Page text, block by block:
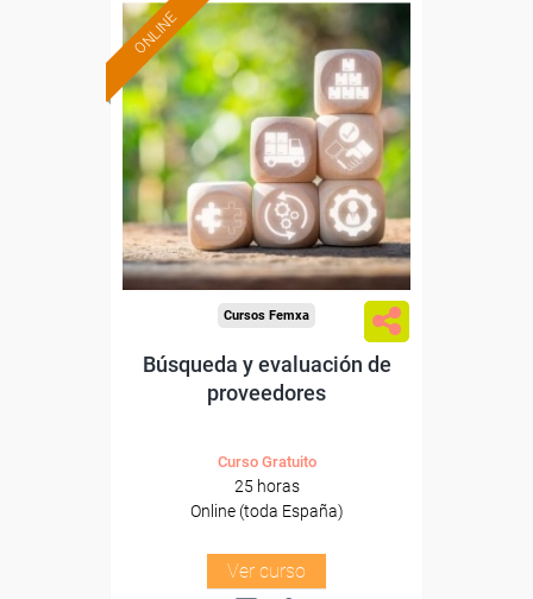
ONLINE
Formación 100%
subvencionada.
Para desempleados,
trabajadores y autónomos.
Sector
-Grandes Almacenes.
Cursos Femxa
Búsqueda y evaluación de
proveedores
Curso Gratuito
25 horas
Online (toda España)
Ver curso